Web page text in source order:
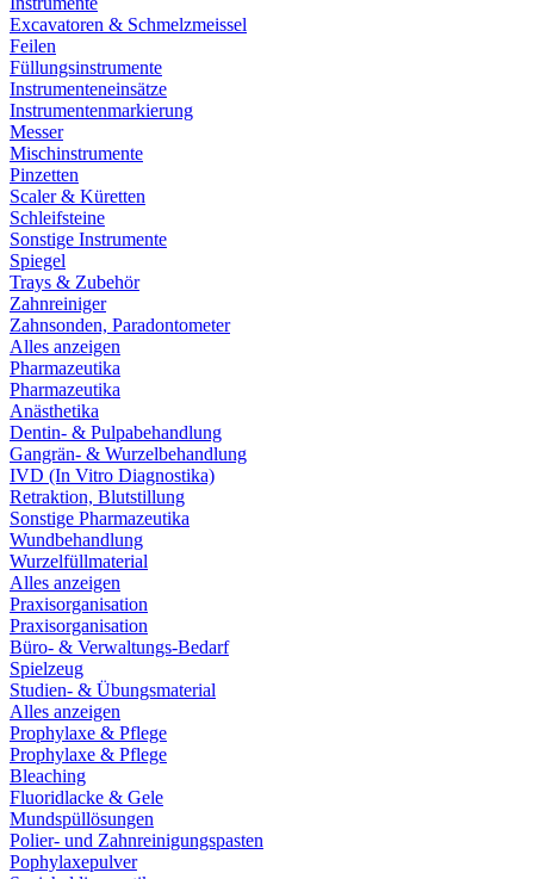
Excavatoren & Schmelzmeissel
Feilen
Füllungsinstrumente
Instrumenteneinsätze
Instrumentenmarkierung
Messer
Mischinstrumente
Pinzetten
Scaler & Küretten
Schleifsteine
Sonstige Instrumente
Spiegel
Trays & Zubehör
Zahnreiniger
Zahnsonden, Paradontometer
Alles anzeigen
Pharmazeutika
Pharmazeutika
Anästhetika
Dentin- & Pulpabehandlung
Gangrän- & Wurzelbehandlung
IVD (In Vitro Diagnostika)
Retraktion, Blutstillung
Sonstige Pharmazeutika
Wundbehandlung
Wurzelfüllmaterial
Alles anzeigen
Praxisorganisation
Praxisorganisation
Büro- & Verwaltungs-Bedarf
Spielzeug
Studien- & Übungsmaterial
Alles anzeigen
Prophylaxe & Pflege
Prophylaxe & Pflege
Bleaching
Fluoridlacke & Gele
Mundspüllösungen
Polier- und Zahnreinigungspasten
Pophylaxepulver